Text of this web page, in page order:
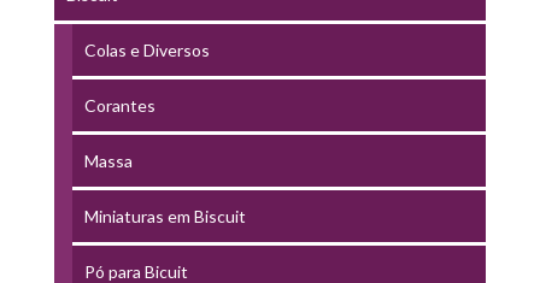
Colas e Diversos
Corantes
Massa
Miniaturas em Biscuit
Pó para Bicuit